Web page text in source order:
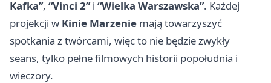
Kafka”, “Vinci 2”i “Wielka Warszawska”. Każdej
projekcji w Kinie Marzenie mają towarzyszyć
spotkania z twórcami, więc to nie będzie zwykły
seans, tylko pełne filmowych historii popołudnia i
wieczory.